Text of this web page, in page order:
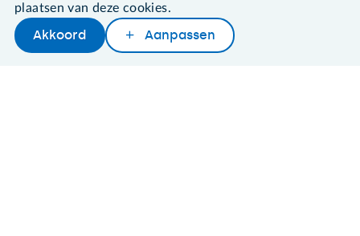
Later lezen Delen Woordenboek
Algemene voorwaarden
Cookies en cookie-instellingen
Disclaimer
plaatsen van deze cookies.
Akkoord Aanpassen